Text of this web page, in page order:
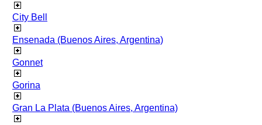
City Bell
Ensenada (Buenos Aires, Argentina)
Gonnet
Gorina
Gran La Plata (Buenos Aires, Argentina)